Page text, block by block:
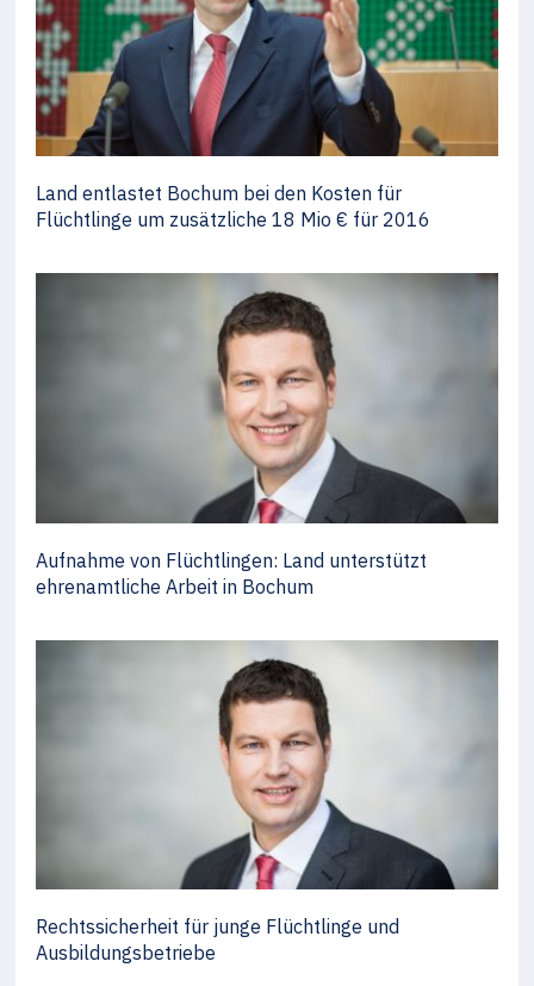
Land entlastet Bochum bei den Kosten für
Flüchtlinge um zusätzliche 18 Mio € für 2016
Aufnahme von Flüchtlingen: Land unterstützt
ehrenamtliche Arbeit in Bochum
Rechtssicherheit für junge Flüchtlinge und
Ausbildungsbetriebe